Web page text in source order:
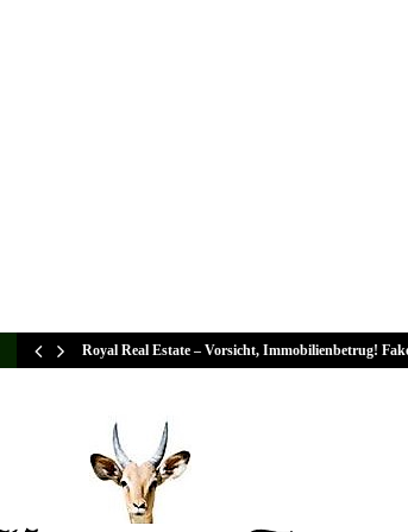
Royal Real Estate – Vorsicht, Immobilienbetrug!